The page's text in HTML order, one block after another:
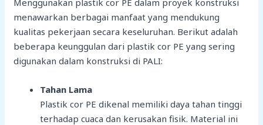
menawarkan berbagai manfaat yang mendukung
kualitas pekerjaan secara keseluruhan. Berikut adalah
beberapa keunggulan dari plastik cor PE yang sering
digunakan dalam konstruksi di PALI:
Tahan Lama
Plastik cor PE dikenal memiliki daya tahan tinggi
terhadap cuaca dan kerusakan fisik. Material ini